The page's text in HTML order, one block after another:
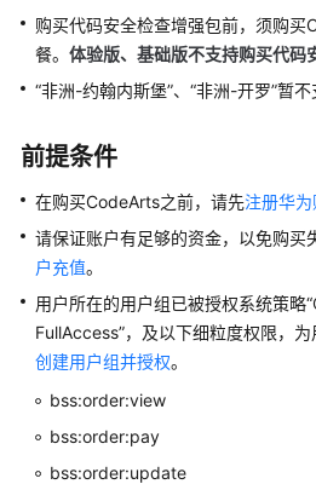
明
快
入
门
户
指
南
代
托
管
(CodeArts
购买代码安全检查增强包前，须购
餐。 体验版、基础版不支持购买代码
“非洲-约翰内斯堡”、“非洲-开罗”暂不
前提条件
在购买CodeArts之前，请先注册华
请保证账户有足够的资金，以免购买
户充值。
用户所在的用户组已被授权系统策略
FullAccess”，及以下细粒度权限，
创建用户组并授权。
bss:order:view
bss:order:pay
bss:order:update